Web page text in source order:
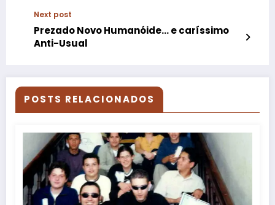
Next post
Prezado Novo Humanóide… e caríssimo
Anti-Usual
POSTS RELACIONADOS